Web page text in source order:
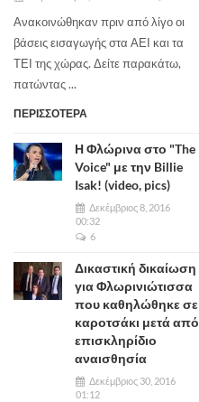
Ανακοινώθηκαν πριν από λίγο οι
βάσεις εισαγωγής στα ΑΕΙ και τα
ΤΕΙ της χώρας. Δείτε παρακάτω,
πατώντας ...
ΠΕΡΙΣΣΟΤΕΡΑ
Η Φλώρινα στο "The
Voice" με την Billie
Isak! (video, pics)
Δεκέμβριος 8, 2016
00:32
6
Δικαστική δικαίωση
για Φλωρινιώτισσα
που καθηλώθηκε σε
καροτσάκι μετά από
επισκληρίδιο
αναισθησία
Δεκέμβριος 30, 2016
01:12